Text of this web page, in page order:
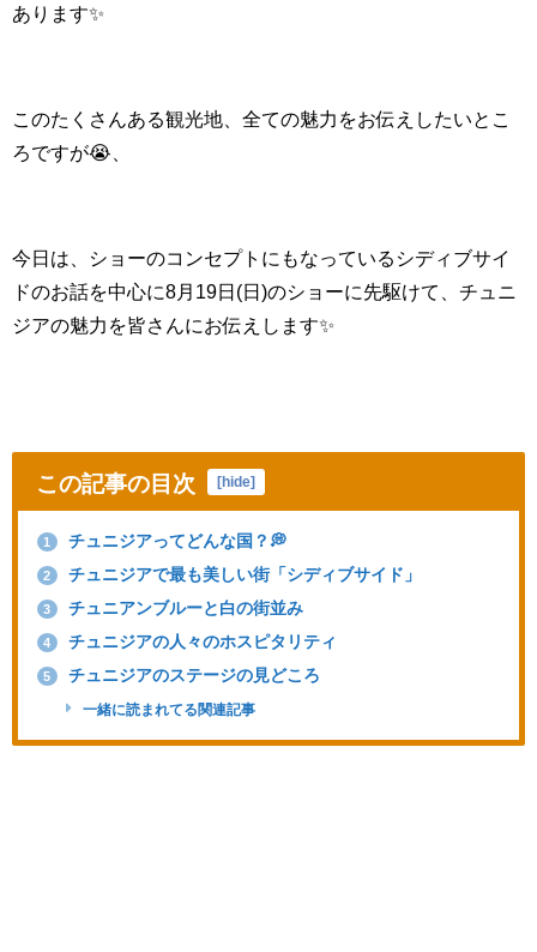
あります✨
このたくさんある観光地、全ての魅力をお伝えしたいとこ
ろですが😭、
今日は、ショーのコンセプトにもなっているシディブサイ
ドのお話を中心に8月19日(日)のショーに先駆けて、チュニ
ジアの魅力を皆さんにお伝えします✨
この記事の目次 [hide]
1 チュニジアってどんな国？💭
2 チュニジアで最も美しい街「シディブサイド」
3 チュニアンブルーと白の街並み
4 チュニジアの人々のホスピタリティ
5 チュニジアのステージの見どころ
一緒に読まれてる関連記事